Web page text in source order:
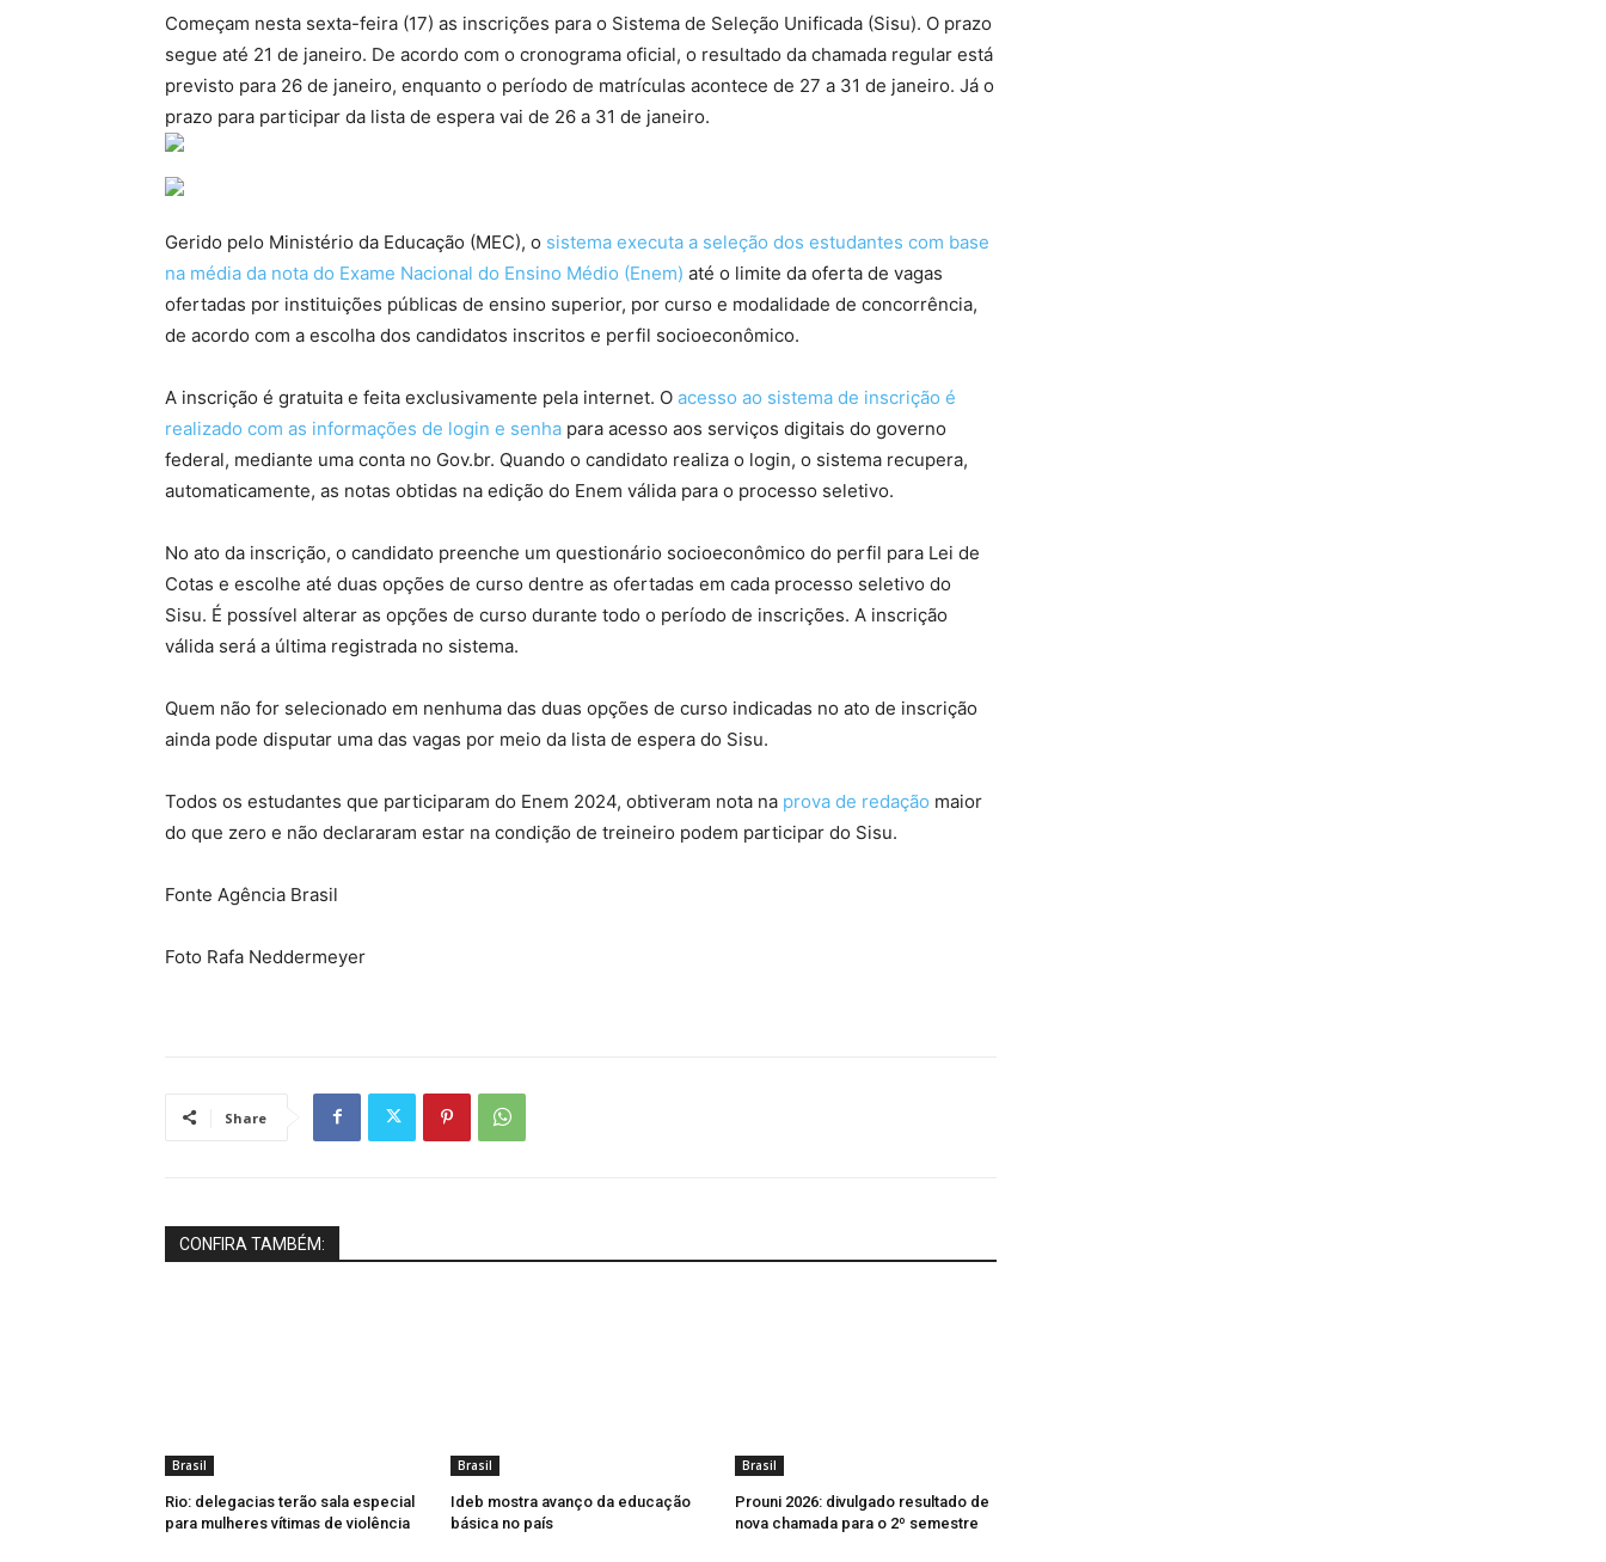
Começam nesta sexta-feira (17) as inscrições para o Sistema de Seleção Unificada (Sisu). O prazo
segue até 21 de janeiro. De acordo com o cronograma oficial, o resultado da chamada regular está
previsto para 26 de janeiro, enquanto o período de matrículas acontece de 27 a 31 de janeiro. Já o
prazo para participar da lista de espera vai de 26 a 31 de janeiro.
Gerido pelo Ministério da Educação (MEC), o sistema executa a seleção dos estudantes com base
na média da nota do Exame Nacional do Ensino Médio (Enem) até o limite da oferta de vagas
ofertadas por instituições públicas de ensino superior, por curso e modalidade de concorrência,
de acordo com a escolha dos candidatos inscritos e perfil socioeconômico.
A inscrição é gratuita e feita exclusivamente pela internet. O acesso ao sistema de inscrição é
realizado com as informações de login e senha para acesso aos serviços digitais do governo
federal, mediante uma conta no Gov.br. Quando o candidato realiza o login, o sistema recupera,
automaticamente, as notas obtidas na edição do Enem válida para o processo seletivo.
No ato da inscrição, o candidato preenche um questionário socioeconômico do perfil para Lei de
Cotas e escolhe até duas opções de curso dentre as ofertadas em cada processo seletivo do
Sisu. É possível alterar as opções de curso durante todo o período de inscrições. A inscrição
válida será a última registrada no sistema.
Quem não for selecionado em nenhuma das duas opções de curso indicadas no ato de inscrição
ainda pode disputar uma das vagas por meio da lista de espera do Sisu.
Todos os estudantes que participaram do Enem 2024, obtiveram nota na prova de redação maior
do que zero e não declararam estar na condição de treineiro podem participar do Sisu.
Fonte Agência Brasil
Foto Rafa Neddermeyer
Share
CONFIRA TAMBÉM:
Brasil
Rio: delegacias terão sala especial
para mulheres vítimas de violência
Brasil
Ideb mostra avanço da educação
básica no país
Brasil
Prouni 2026: divulgado resultado de
nova chamada para o 2º semestre